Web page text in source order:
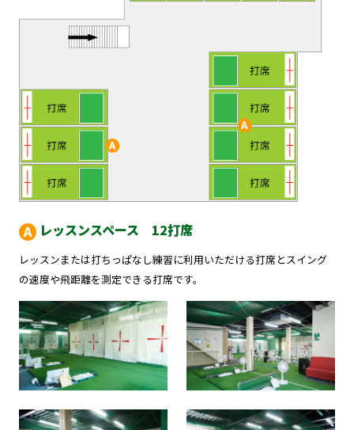
レッスンスペース 12打席
レッスンまたは打ちっぱなし練習に利用いただける打席とスイング
の速度や飛距離を測定できる打席です。